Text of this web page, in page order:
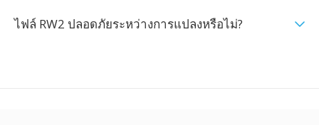
ไฟล์ RW2 ปลอดภัยระหว่างการแปลงหรือไม่?